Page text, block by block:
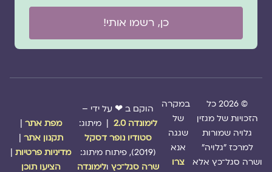
כן, רשמו אותי!
© 2026 כל
הזכויות של מגזין
גלויה שמורות
למרכז "גלויה"
ושרה סגל־כץ אלא
במקרה
של
שגגה
אנא
צרו
הוקם ב ❤ על ידי –
לימונדה 2.0
| מיתוג:
סטודיו נופר דסקל
שרה סגל־כץולימונדה
מפת אתר|
תקנון אתר|
מדיניות פרטיות|
הציעו תוכן